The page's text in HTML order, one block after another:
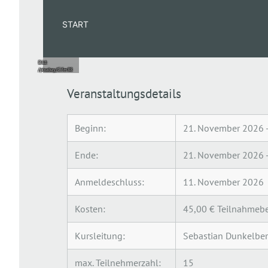
START
Bild:
/pixabay/Cifer88
Veranstaltungsdetails
Beginn: 21. November 2026
Ende: 21. November 2026
Anmeldeschluss: 11. November 2026
Kosten: 45,00 €
Kursleitung: Sebastian
max. Teilnehmerzahl: 15